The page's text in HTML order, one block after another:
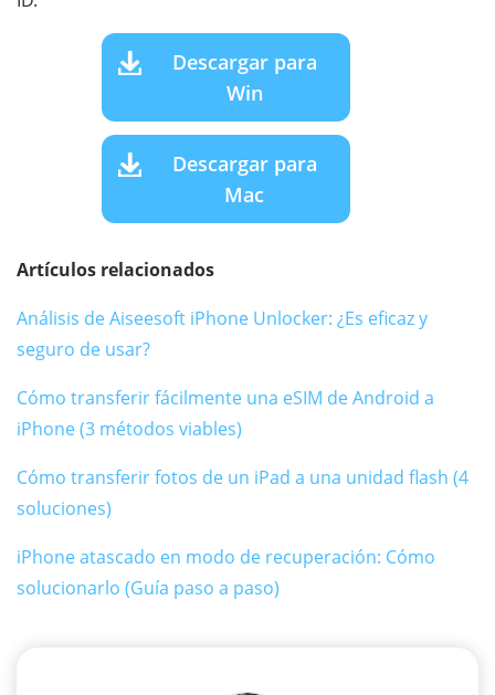
Descargar para
Win
Descargar para
Mac
Artículos relacionados
Análisis de Aiseesoft iPhone Unlocker: ¿Es eficaz y
seguro de usar?
Cómo transferir fácilmente una eSIM de Android a
iPhone (3 métodos viables)
Cómo transferir fotos de un iPad a una unidad flash (4
soluciones)
iPhone atascado en modo de recuperación: Cómo
solucionarlo (Guía paso a paso)